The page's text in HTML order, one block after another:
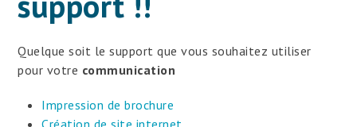
Quelque soit le support que vous souhaitez utiliser
pour votre communication
Impression de brochure